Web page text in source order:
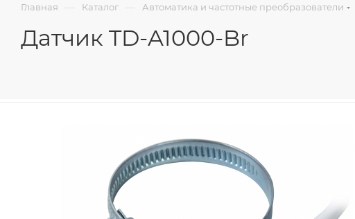
Главная — Каталог — Автоматика и частотные преобразователи
Датчик TD-A1000-Br